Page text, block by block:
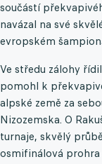
součástí
navázal na své
evropském
Ve středu zálohy
pomohl k
alpské země za
Nizozemska. O
turnaje, skvělý
osmifinálová prohra